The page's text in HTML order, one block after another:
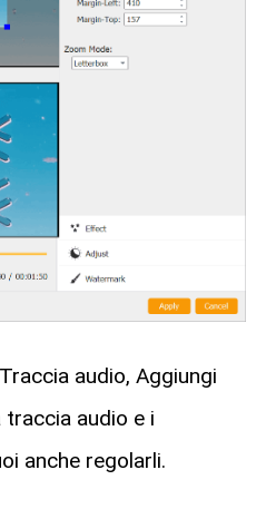
audio, Aggiungi
audio e i
anche regolarli.